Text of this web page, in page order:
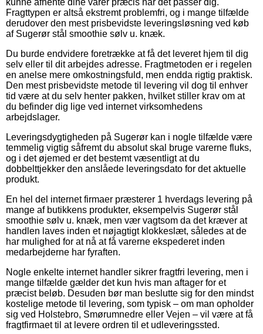
Fragttypen er altså ekstremt problemfri, og i mange tilfælde
derudover den mest prisbevidste leveringsløsning ved køb
af Sugerør stål smoothie sølv u. knæk.
Du burde endvidere foretrække at få det leveret hjem til dig
selv eller til dit arbejdes adresse. Fragtmetoden er i regelen
en anelse mere omkostningsfuld, men endda rigtig praktisk.
Den mest prisbevidste metode til levering vil dog til enhver
tid være at du selv henter pakken, hvilket stiller krav om at
du befinder dig lige ved internet virksomhedens
arbejdslager.
Leveringsdygtigheden på Sugerør kan i nogle tilfælde være
temmelig vigtig såfremt du absolut skal bruge varerne fluks,
og i det øjemed er det bestemt væsentligt at du
dobbelttjekker den anslåede leveringsdato for det aktuelle
produkt.
En hel del internet firmaer præsterer 1 hverdags levering på
mange af butikkens produkter, eksempelvis Sugerør stål
smoothie sølv u. knæk, men vær vagtsom da det kræver at
handlen laves inden et nøjagtigt klokkeslæt, således at de
har mulighed for at nå at få varerne ekspederet inden
medarbejderne har fyraften.
Nogle enkelte internet handler sikrer fragtfri levering, men i
mange tilfælde gælder det kun hvis man aftager for et
præcist beløb. Desuden bør man beslutte sig for den mindst
kostelige metode til levering, som typisk – om man opholder
sig ved Holstebro, Smørumnedre eller Vejen – vil være at få
fragtfirmaet til at levere ordren til et udleveringssted.